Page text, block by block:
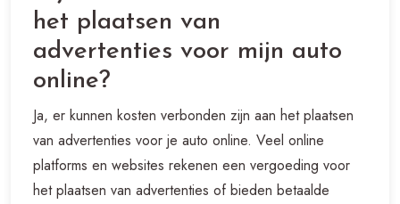
het plaatsen van
advertenties voor mijn auto
online?
Ja, er kunnen kosten verbonden zijn aan het plaatsen
van advertenties voor je auto online. Veel online
platforms en websites rekenen een vergoeding voor
het plaatsen van advertenties of bieden betaalde